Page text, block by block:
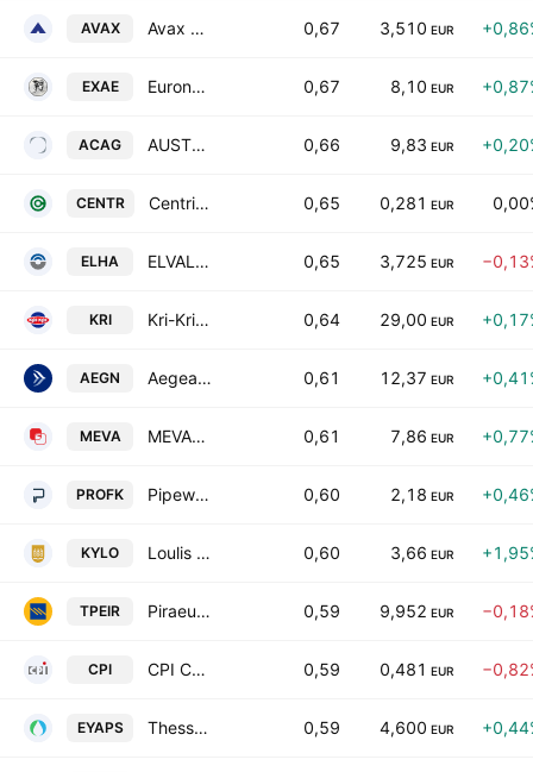
AVAX Avax S.A. 0,67 3,510 EUR
EXAE Euronext Athens Holding S.A. 0,67 8,10 EUR
ACAG AUSTRIACARD HOLDINGS AG 0,66 9,83 EUR
CENTR Centric Holdings SA 0,65 0,281 EUR
ELHA ELVALHALCOR Hellenic Copper and Aluminium Industry S.A. 0,65 3,725 EUR
KRI Kri-Kri Milk Industry S.A. 0,64 29,00 EUR
AEGN Aegean Airlines SA 0,61 12,37 EUR
MEVA MEVACO S.A. 0,61 7,86 EUR
PROFK Pipeworks L. Girakian Profil SA 0,60 2,18 EUR
KYLO Loulis Food Ingredients SA 0,60 3,66 EUR
TPEIR Piraeus Bank S.A. 0,59 9,952 EUR
CPI CPI Computer Peripherals International S.A. 0,59 0,481 EUR
EYAPS Thessaloniki Water and Sewage Company SA 0,59 4,600 EUR